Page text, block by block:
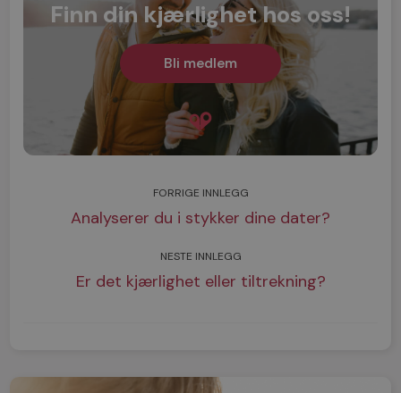
Finn din kjærlighet hos oss!
Bli medlem
FORRIGE INNLEGG
Analyserer du i stykker dine dater?
NESTE INNLEGG
Er det kjærlighet eller tiltrekning?